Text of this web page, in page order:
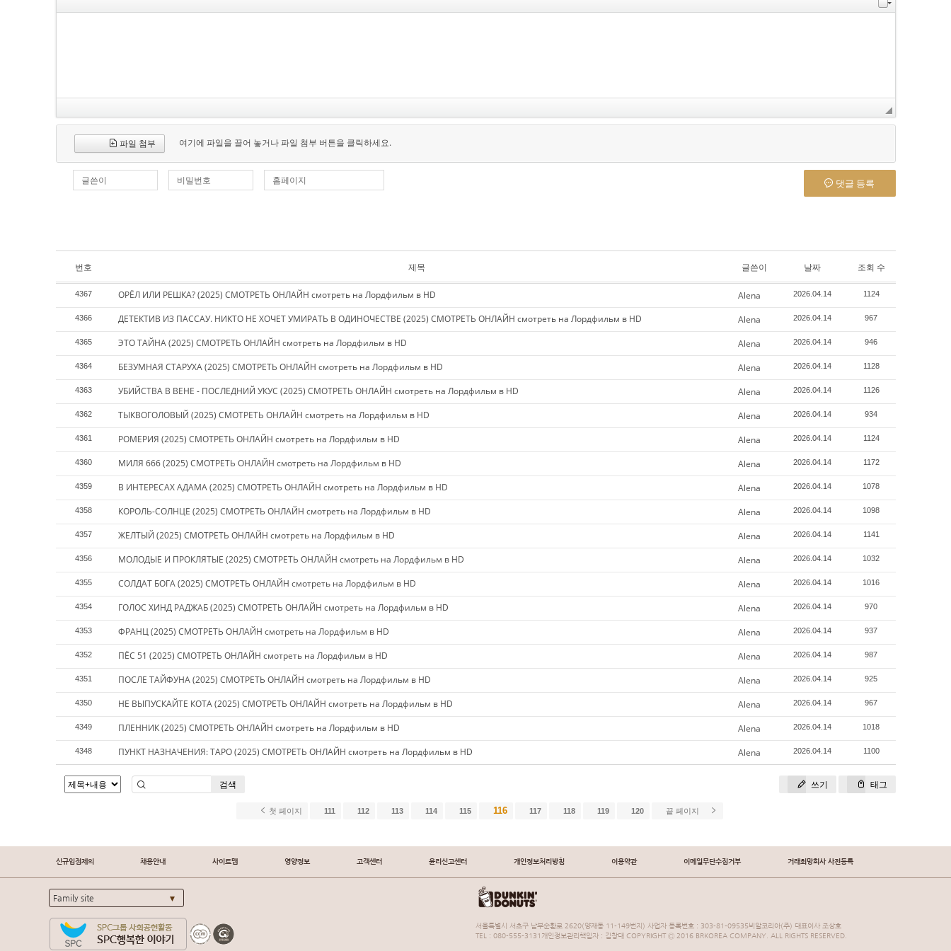
파일 첨부 여기에 파일을 끌어 놓거나 파일 첨부 버튼을 클릭하세요.
글쓴이 비밀번호 홈페이지 댓글 등록
번호 제목 글쓴이 날짜 조회 수
4367 ОРЁЛ ИЛИ РЕШКА? (2025) СМОТРЕТЬ ОНЛАЙН смотреть на Лордфильм в HD Alena 2026.04.14 1124
4366 ДЕТЕКТИВ ИЗ ПАССАУ. НИКТО НЕ ХОЧЕТ УМИРАТЬ В ОДИНОЧЕСТВЕ (2025) СМОТРЕТЬ ОНЛАЙН смотреть на Лордфильм в HD Alena 2026.04.14 967
4365 ЭТО ТАЙНА (2025) СМОТРЕТЬ ОНЛАЙН смотреть на Лордфильм в HD Alena 2026.04.14 946
4364 БЕЗУМНАЯ СТАРУХА (2025) СМОТРЕТЬ ОНЛАЙН смотреть на Лордфильм в HD Alena 2026.04.14 1128
4363 УБИЙСТВА В ВЕНЕ - ПОСЛЕДНИЙ УКУС (2025) СМОТРЕТЬ ОНЛАЙН смотреть на Лордфильм в HD Alena 2026.04.14 1126
4362 ТЫКВОГОЛОВЫЙ (2025) СМОТРЕТЬ ОНЛАЙН смотреть на Лордфильм в HD Alena 2026.04.14 934
4361 РОМЕРИЯ (2025) СМОТРЕТЬ ОНЛАЙН смотреть на Лордфильм в HD Alena 2026.04.14 1124
4360 МИЛЯ 666 (2025) СМОТРЕТЬ ОНЛАЙН смотреть на Лордфильм в HD Alena 2026.04.14 1172
4359 В ИНТЕРЕСАХ АДАМА (2025) СМОТРЕТЬ ОНЛАЙН смотреть на Лордфильм в HD Alena 2026.04.14 1078
4358 КОРОЛЬ-СОЛНЦЕ (2025) СМОТРЕТЬ ОНЛАЙН смотреть на Лордфильм в HD Alena 2026.04.14 1098
4357 ЖЕЛТЫЙ (2025) СМОТРЕТЬ ОНЛАЙН смотреть на Лордфильм в HD Alena 2026.04.14 1141
4356 МОЛОДЫЕ И ПРОКЛЯТЫЕ (2025) СМОТРЕТЬ ОНЛАЙН смотреть на Лордфильм в HD Alena 2026.04.14 1032
4355 СОЛДАТ БОГА (2025) СМОТРЕТЬ ОНЛАЙН смотреть на Лордфильм в HD Alena 2026.04.14 1016
4354 ГОЛОС ХИНД РАДЖАБ (2025) СМОТРЕТЬ ОНЛАЙН смотреть на Лордфильм в HD Alena 2026.04.14 970
4353 ФРАНЦ (2025) СМОТРЕТЬ ОНЛАЙН смотреть на Лордфильм в HD Alena 2026.04.14 937
4352 ПЁС 51 (2025) СМОТРЕТЬ ОНЛАЙН смотреть на Лордфильм в HD Alena 2026.04.14 987
4351 ПОСЛЕ ТАЙФУНА (2025) СМОТРЕТЬ ОНЛАЙН смотреть на Лордфильм в HD Alena 2026.04.14 925
4350 НЕ ВЫПУСКАЙТЕ КОТА (2025) СМОТРЕТЬ ОНЛАЙН смотреть на Лордфильм в HD Alena 2026.04.14 967
4349 ПЛЕННИК (2025) СМОТРЕТЬ ОНЛАЙН смотреть на Лордфильм в HD Alena 2026.04.14 1018
4348 ПУНКТ НАЗНАЧЕНИЯ: ТАРО (2025) СМОТРЕТЬ ОНЛАЙН смотреть на Лордфильм в HD Alena 2026.04.14 1100
쓰기 태그
검색
첫 페이지 111 112 113 114 115 116 117 118 119 120 끝 페이지
신규입점제의 채용안내 사이트맵 영양정보 고객센터 윤리신고센터 개인정보처리방침 이용약관 이메일무단수집거부 거래희망회사 사전등록
Family site
서울특별시 서초구 남부순환로 2620(양재동 11-149번지) 사업자 등록번호 : 303-81-09535비알코리아(주) 대표이사 조상호
TEL : 080-555-3131개인정보관리책임자 : 김창대 COPYRIGHT Ⓒ 2016 BRKOREA COMPANY. ALL RIGHTS RESERVED.